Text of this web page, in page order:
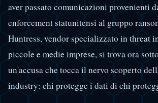
aver passato comunicazioni provenienti
enforcement statunitensi al gruppo
Huntress, vendor specializzato in threat
piccole e medie imprese, si trova ora
un'accusa che tocca il nervo scoperto
industry: chi protegge i dati di chi